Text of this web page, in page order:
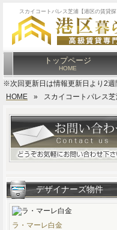
スカイコートパレス芝浦【港区の賃貸探
トップページ
HOME
※次回更新日は情報更新日より2週
HOME
» スカイコートパレス
デザイナーズ物件
ラ・マーレ白金